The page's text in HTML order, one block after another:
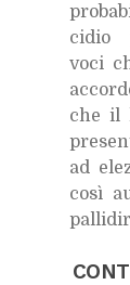
ci­dio
voci
che il
ad
così